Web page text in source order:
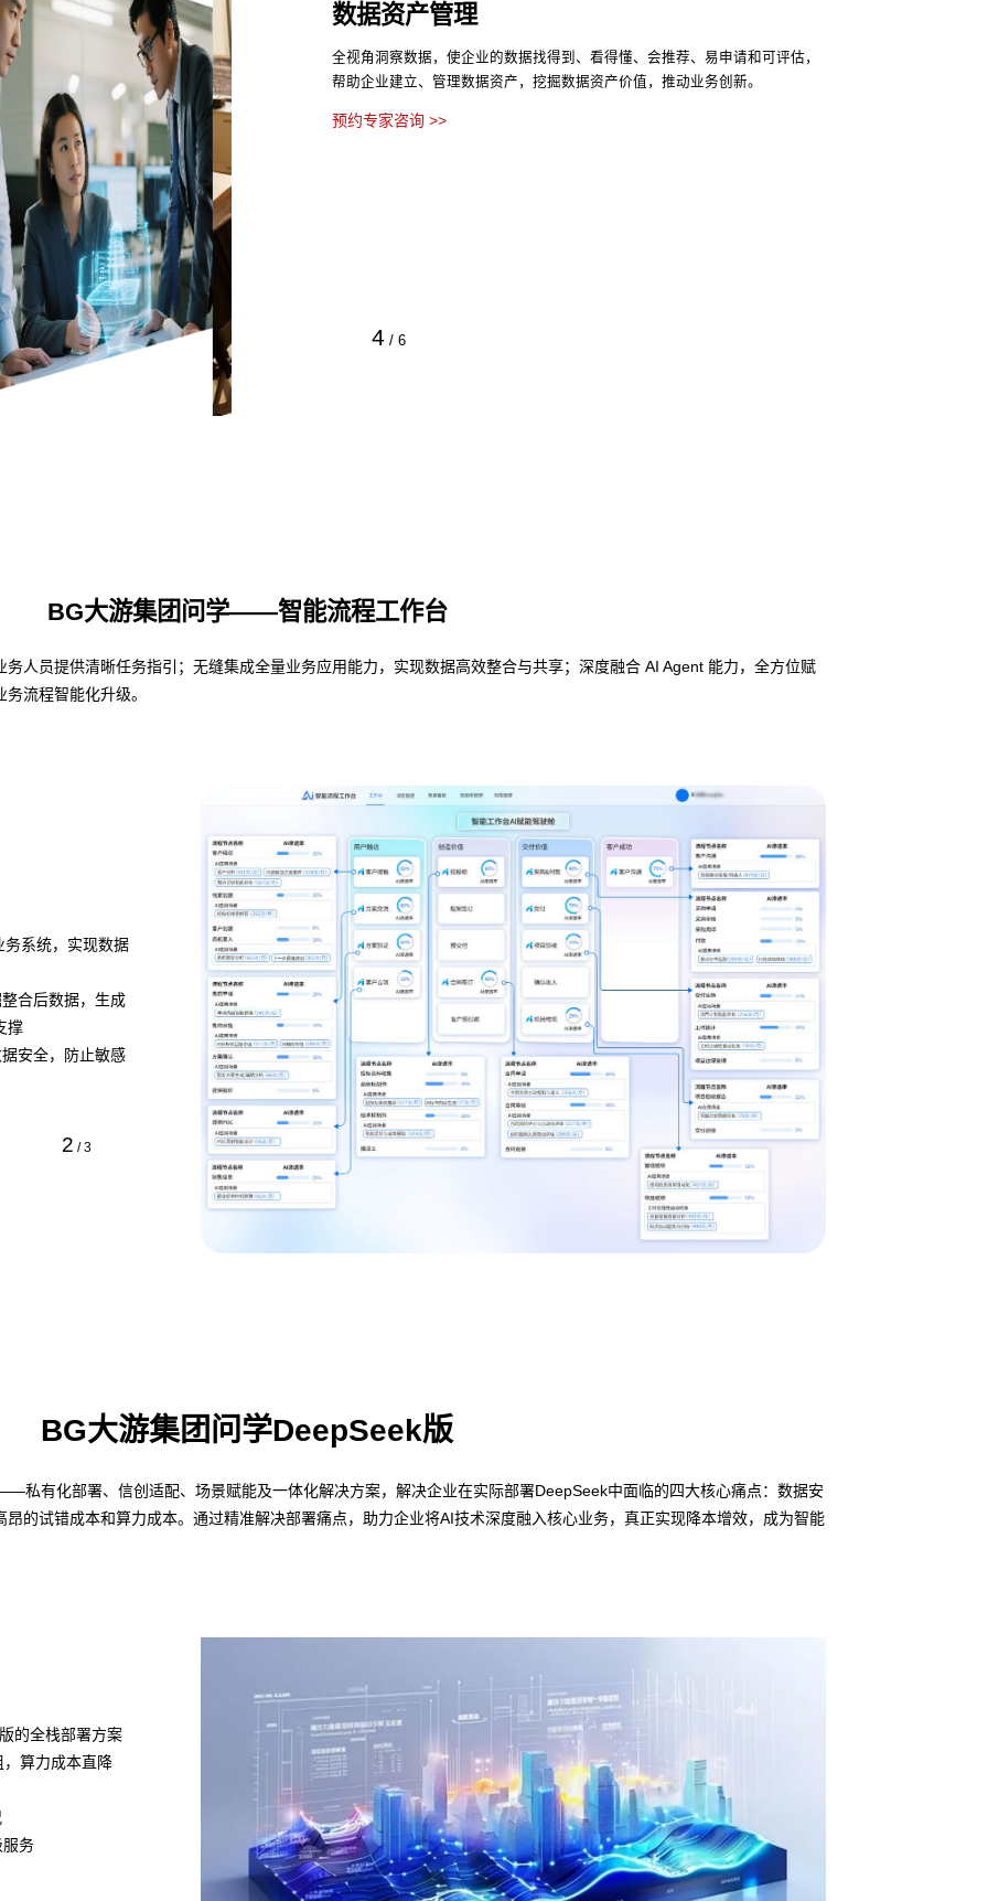
4 / 6
数据资产管理
全视角洞察数据，使企业的数据找得到、看得懂、会推荐、易申请和可评估，
帮助企业建立、管理数据资产，挖掘数据资产价值，推动业务创新。
预约专家咨询 >>
BG大游集团问学——智能流程工作台
人员提供清晰任务指引；无缝集成全量业务应用能力，实现数据高效整合与共享；深度融合 AI Agent 能力，全方位赋
流程智能化升级。
供AI 辅助
业务流程管理
避免流程设计和实际执行差异
• 将业务流程以作战地图的形式进行可视化呈现，清晰展示流程的各
个环节、节点之间的关系以及当前流程所处阶段
• AI 分析任务处理时间、资源消耗等指标数据，定位瓶颈并提供流程
• 流程管理者无需代码，通过拖拽、参数设置等方式即可快速定义业
预约专家咨询 >>
下载智能流程工作台介绍 >>
3 /3
BG大游集团问学DeepSeek版
私有化部署、信创适配、场景赋能及一体化解决方案，解决企业在实际部署DeepSeek中面临的四大核心痛点：数据安
的试错成本和算力成本。通过精准解决部署痛点，助力企业将AI技术深度融入核心业务，真正实现降本增效，成为智能
的全栈部署方案
算力成本直降
服务